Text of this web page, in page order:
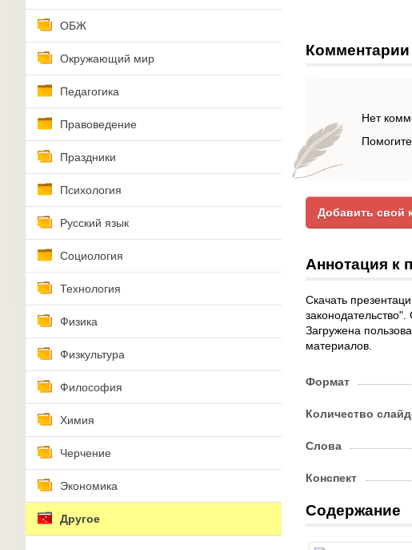
ОБЖ
Окружающий мир
Педагогика
Правоведение
Праздники
Психология
Русский язык
Социология
Технология
Физика
Физкультура
Философия
Химия
Черчение
Экономика
Другое
Комментарии
Нет
Добавить свой
Аннотация к
Скачать
Загружена
материалов.
Формат
Количество
Слова
Конспект
Содержание